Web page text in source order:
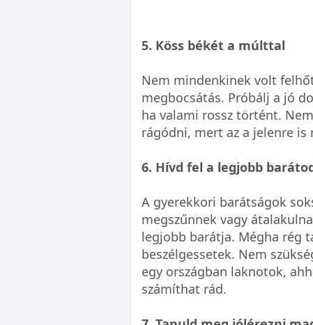
5. Köss békét a múlttal
Nem mindenkinek volt
megbocsátás. Próbálj a jó
ha valami rossz történt.
rágódni, mert az a jelenre is
6. Hívd fel a legjobb
A gyerekkori barátságok
megszűnnek vagy
legjobb barátja. Mégha rég
beszélgessetek. Nem
egy országban laknotok,
számíthat rád.